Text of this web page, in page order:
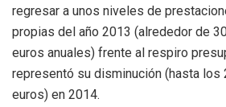
regresar a unos niveles de
propias del año 2013 (alrededor de
euros anuales) frente al respiro
representó su disminución (hasta los
euros) en 2014.